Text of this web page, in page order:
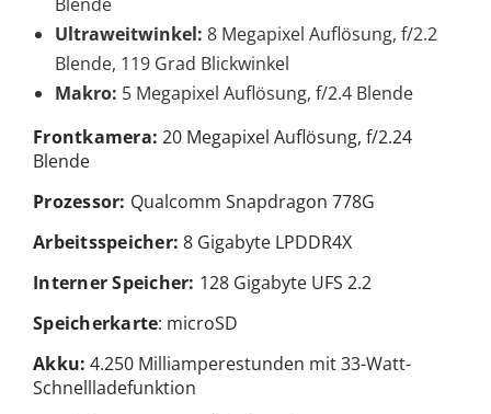
Ultraweitwinkel: 8 Megapixel Auflösung, f/2.2
Blende, 119 Grad Blickwinkel
Makro: 5 Megapixel Auflösung, f/2.4 Blende
Frontkamera:20 Megapixel Auflösung, f/2.24
Blende
Prozessor: Qualcomm Snapdragon 778G
Arbeitsspeicher: 8 Gigabyte LPDDR4X
Interner Speicher: 128 Gigabyte UFS 2.2
Speicherkarte: microSD
Akku: 4.250 Milliamperestunden mit 33-Watt-
Schnellladefunktion